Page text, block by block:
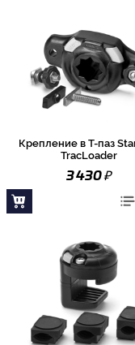
Крепление в Т-паз
TracLoader
3 430₽